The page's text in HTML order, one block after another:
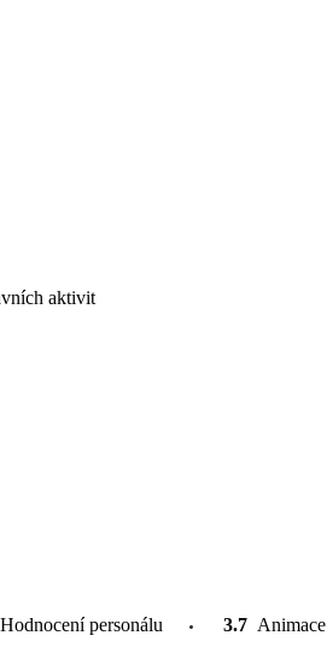
aktivit
Hodnocení personálu 3.7 Animace